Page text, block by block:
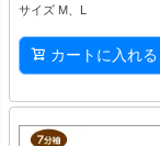
サイズ M、L
カートに入れる